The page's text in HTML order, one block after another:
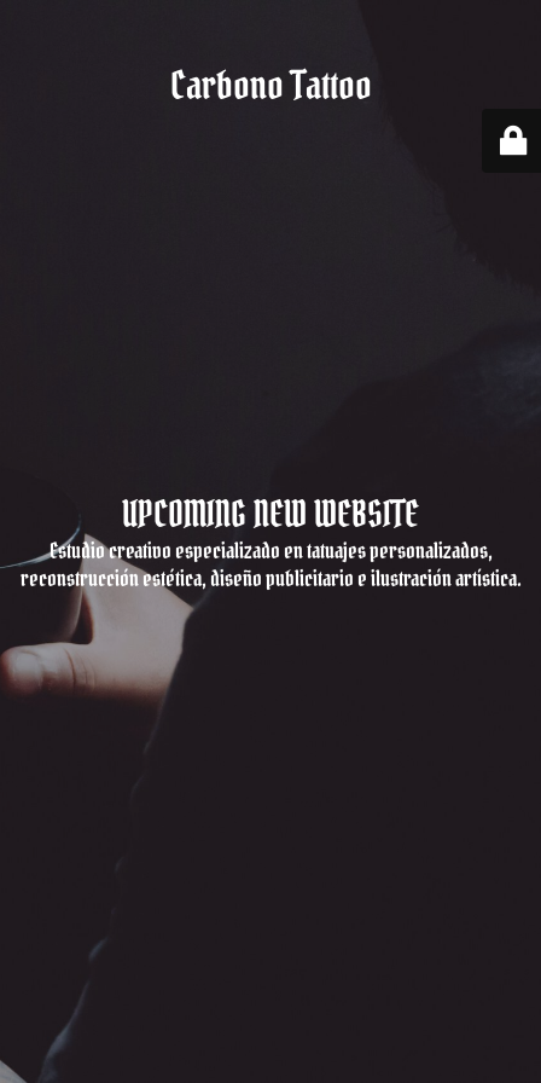
Carbono Tattoo
UPCOMING NEW WEBSITE
Estudio creativo especializado en tatuajes personalizados,
reconstrucción estética, diseño publicitario e ilustración artística.